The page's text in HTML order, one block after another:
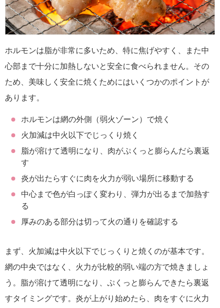
ホルモンは脂が非常に多いため、特に焦げやすく、また中
心部まで十分に加熱しないと安全に食べられません。その
ため、美味しく安全に焼くためにはいくつかのポイントが
あります。
ホルモンは網の外側（弱火ゾーン）で焼く
火加減は中火以下でじっくり焼く
脂が溶けて透明になり、肉がぷくっと膨らんだら裏返
す
炎が出たらすぐに肉を火力が弱い場所に移動する
中心まで色が白っぽく変わり、弾力が出るまで加熱す
る
厚みのある部分は切って火の通りを確認する
まず、火加減は中火以下でじっくりと焼くのが基本です。
網の中央ではなく、火力が比較的弱い端の方で焼きましょ
う。脂が溶けて透明になり、ぷくっと膨らんできたら裏返
すタイミングです。炎が上がり始めたら、肉をすぐに火力